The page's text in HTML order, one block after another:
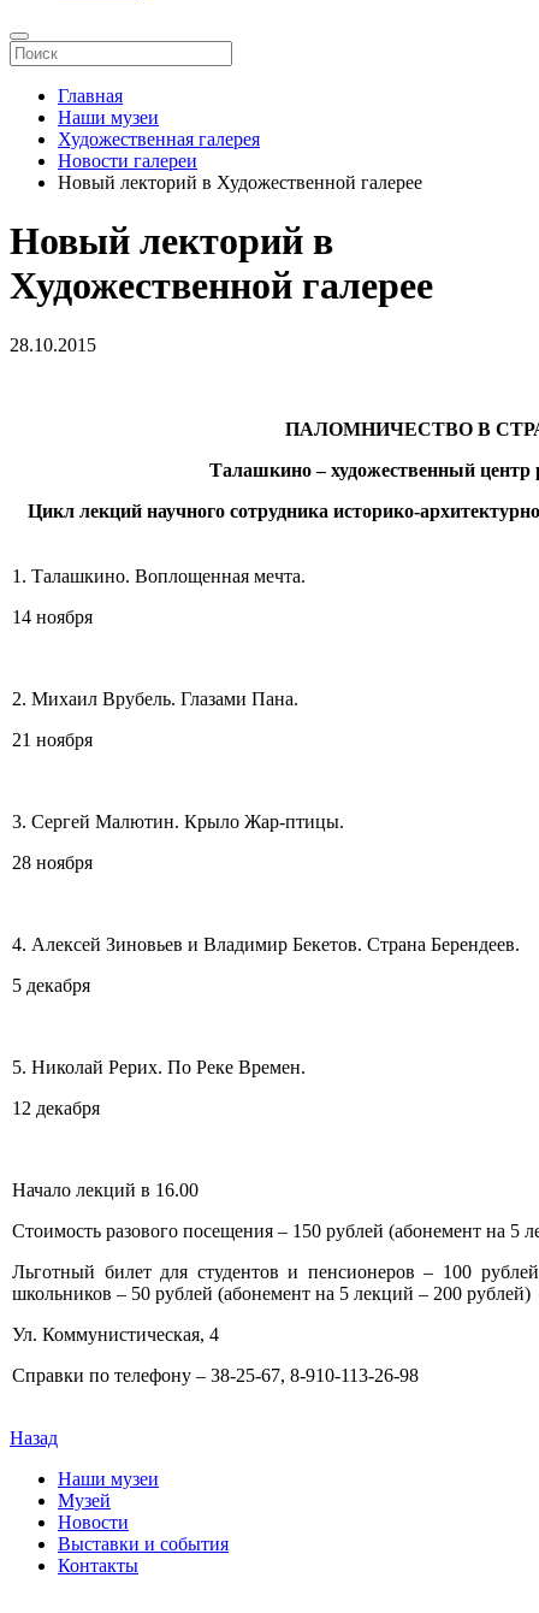
Главная
Наши музеи
Художественная галерея
Новости галереи
Новый лекторий в Художественной галерее
Новый лекторий в
Художественной галерее
28.10.2015
ПАЛОМНИЧЕСТВО В
Талашкино – художественный
Цикл лекций научного сотрудника историко-
1. Талашкино. Воплощенная мечта.
14 ноября
2. Михаил Врубель. Глазами Пана.
21 ноября
3. Сергей Малютин. Крыло Жар-птицы.
28 ноября
4. Алексей Зиновьев и Владимир Бекетов. Страна Берендеев.
5 декабря
5. Николай Рерих. По Реке Времен.
12 декабря
Начало лекций в 16.00
Стоимость разового посещения – 150 рублей (абонемент на 5
Льготный билет для студентов и пенсионеров – 100
школьников – 50 рублей (абонемент на 5 лекций – 200 рублей)
Ул. Коммунистическая, 4
Справки по телефону – 38-25-67, 8-910-113-26-98
Назад
Наши музеи
Музей
Новости
Выставки и события
Контакты